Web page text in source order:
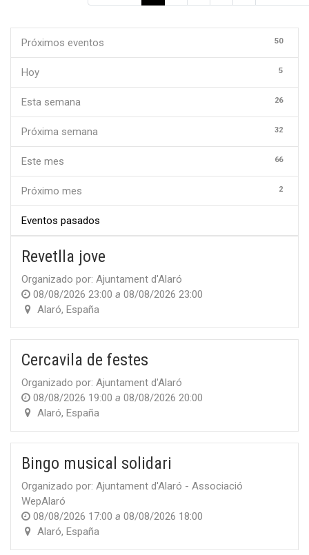
Próximos eventos 50
Hoy 5
Esta semana 26
Próxima semana 32
Este mes 66
Próximo mes 2
Eventos pasados
Revetlla jove
Organizado por: Ajuntament d'Alaró
08/08/2026 23:00 a 08/08/2026 23:00
Alaró,España
Cercavila de festes
Organizado por: Ajuntament d'Alaró
08/08/2026 19:00 a 08/08/2026 20:00
Alaró,España
Bingo musical solidari
Organizado por: Ajuntament d'Alaró - Associació
WepAlaró
08/08/2026 17:00 a 08/08/2026 18:00
Alaró,España